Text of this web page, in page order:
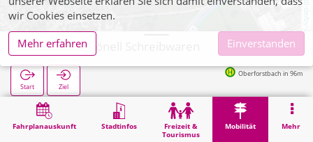
dl-de/by-2-0
Fahrplanauskunft Stadtinfos
Freizeit &
Tourismus
Mobilität Mehr
Aachen, Schönell Schreibwaren
Start Ziel
Oberforstbach in 96m
Mobilität Aachen, Schönell Schreibwaren
wir Cookies einsetzen.
Mehr erfahren
Einverstanden